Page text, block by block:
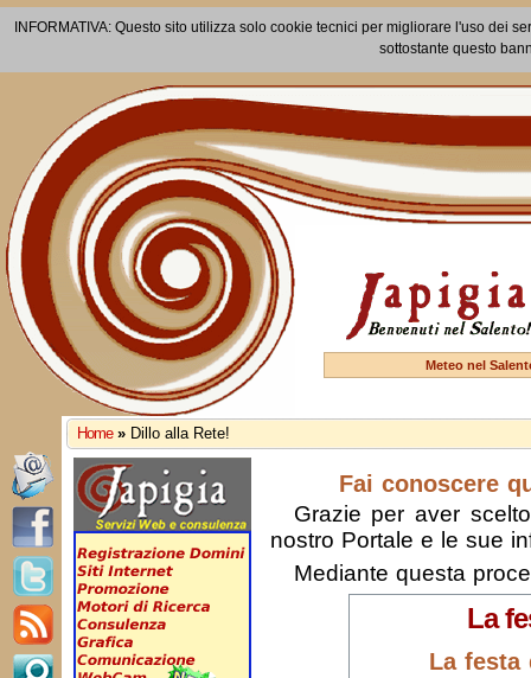
INFORMATIVA: Questo sito utilizza solo cookie tecnici per migliorare l'uso dei
sottostante questo
Meteo nel
Home » Dillo alla Rete!
Fai conoscere
Grazie per aver
nostro Portale e le sue
Mediante questa
La
La festa